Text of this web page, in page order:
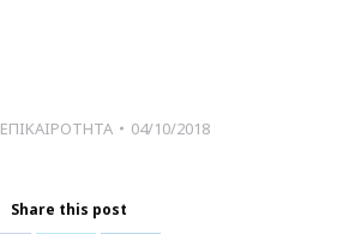
ΕΠΙΚΑΙΡΟΤΗΤΑ 04/10/2018
Share this post